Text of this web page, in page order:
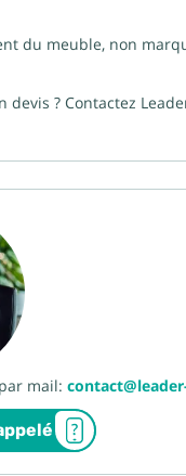
du meuble, non
? Contactez
mail: